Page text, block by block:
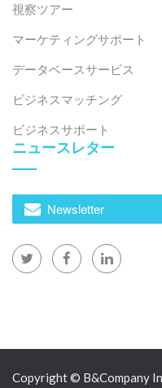
視察ツアー
マーケティングサポート
データベースサービス
ビジネスマッチング
ビジネスサポート
ニュースレター
Newsletter
Copyright © B&Company